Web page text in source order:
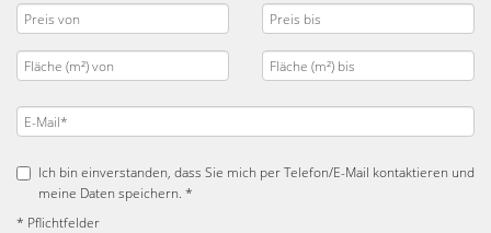
Ich bin einverstanden, dass Sie mich per Telefon/E-Mail kontaktieren und
meine Daten speichern. *
* Pflichtfelder